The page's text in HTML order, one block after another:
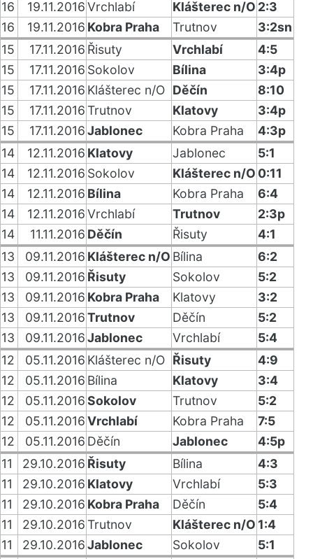
16
19.11.2016Vrchlabí Klášterec n/O 2:3
16
19.11.2016 Kobra Praha Trutnov
3:2sn
15
17.11.2016 Řisuty Vrchlabí
4:5
15
17.11.2016 Sokolov Bílina
3:4p
15
17.11.2016 Klášterec n/O Děčín
8:10
15
17.11.2016Trutnov Klatovy
3:4p
15
17.11.2016Jablonec Kobra Praha
4:3p
14
12.11.2016 Klatovy Jablonec
5:1
14
12.11.2016 Sokolov Klášterec n/O 0:11
14
12.11.2016 Bílina Kobra Praha
6:4
14
12.11.2016Vrchlabí Trutnov
2:3p
14
11.11.2016 Děčín Řisuty
4:1
13
09.11.2016 Klášterec n/O Bílina
6:2
13
09.11.2016 Řisuty Sokolov
5:2
13
09.11.2016 Kobra Praha Klatovy
3:2
13
09.11.2016Trutnov Děčín
5:2
13
09.11.2016Jablonec Vrchlabí
5:4
12
05.11.2016 Klášterec n/O Řisuty
4:9
12
05.11.2016 Bílina Klatovy
3:4
12
05.11.2016Sokolov Trutnov
5:2
12
05.11.2016Vrchlabí Kobra Praha
7:5
12
05.11.2016 Děčín Jablonec
4:5p
11
29.10.2016 Řisuty Bílina
4:3
11
29.10.2016 Klatovy Vrchlabí
5:3
11
29.10.2016 Kobra Praha Děčín
5:4
11
29.10.2016Trutnov Klášterec n/O 1:4
11
29.10.2016Jablonec Sokolov
5:1